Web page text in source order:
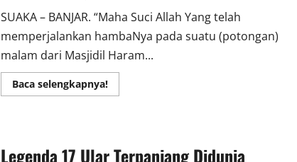
SUAKA – BANJAR. “Maha Suci Allah Yang telah
memperjalankan hambaNya pada suatu (potongan)
malam dari Masjidil Haram...
Baca selengkapnya!Read
more
Isra
Legenda 17 Ular Terpanjang Didunia